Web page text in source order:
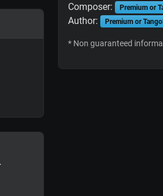
Composer: Premium or
Author: Premium or
* Non guaranteed